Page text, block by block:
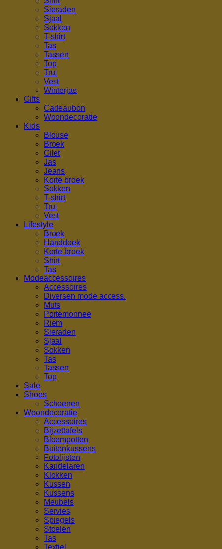
Sieraden
Sjaal
Sokken
T-shirt
Tas
Tassen
Top
Trui
Vest
Winterjas
Gifts
Cadeaubon
Woondecoratie
Kids
Blouse
Broek
Gilet
Jas
Jeans
Korte broek
Sokken
T-shirt
Trui
Vest
Lifestyle
Broek
Handdoek
Korte broek
Shirt
Tas
Modeaccessoires
Accessoires
Diversen mode access.
Muts
Portemonnee
Riem
Sieraden
Sjaal
Sokken
Tas
Tassen
Top
Sale
Shoes
Schoenen
Woondecoratie
Accessoires
Bijzettafels
Bloempotten
Buitenkussens
Fotolijsten
Kandelaren
Klokken
Kussen
Kussens
Meubels
Servies
Spiegels
Stoelen
Tas
Textiel